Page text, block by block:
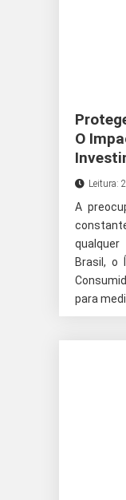
O
Leitura:
A
Brasil, o
para